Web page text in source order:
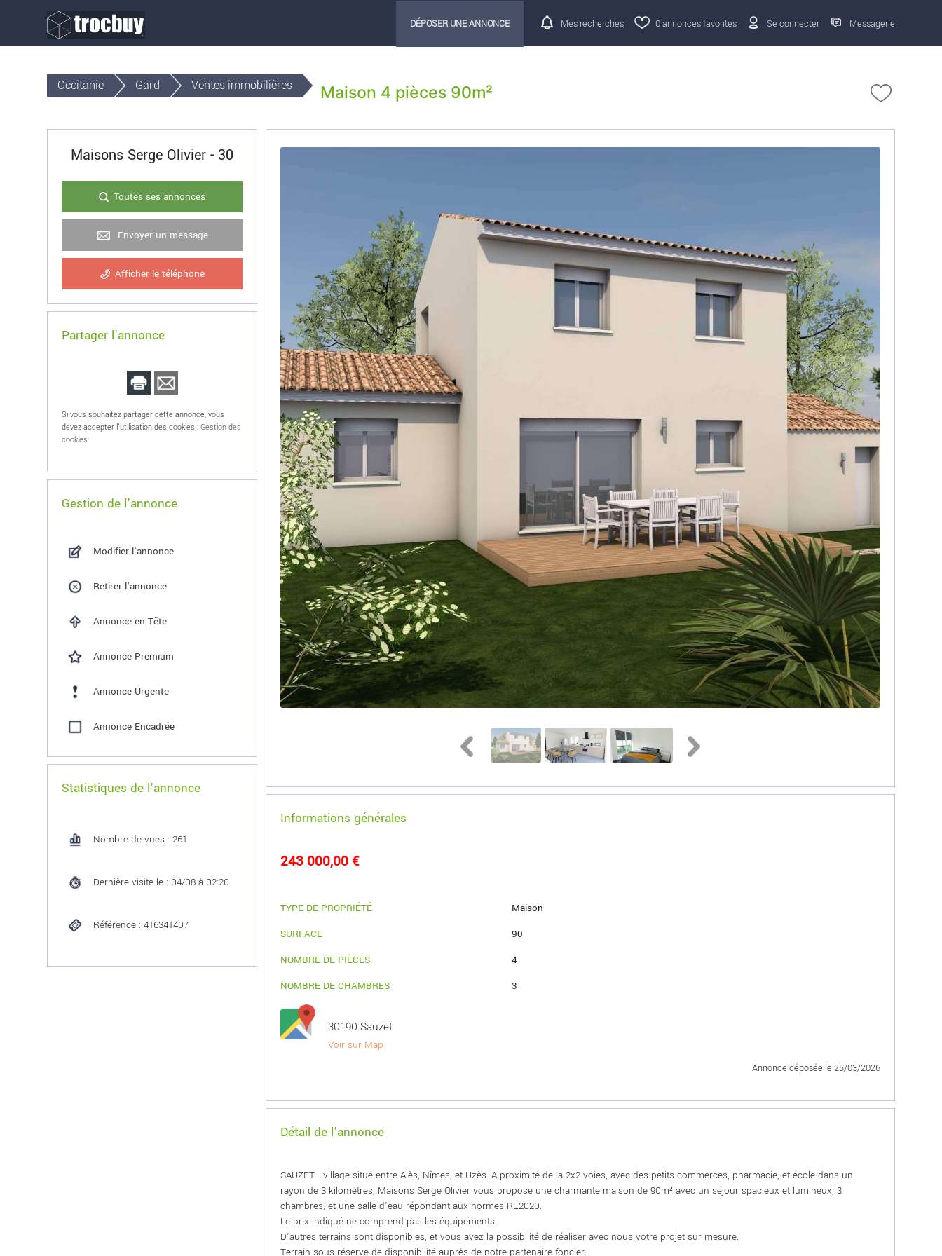
DÉPOSER UNE ANNONCE Mes recherches 0annonces favorites Se connecter Messagerie
Occitanie Gard Ventes immobilières Maison 4 pièces 90m²
Maisons Serge Olivier - 30
Toutes ses annonces
Envoyer un message
Afficher le téléphone
Partager l'annonce
Si vous souhaitez partager cette annonce, vous
devez accepter l'utilisation des cookies :Gestion des
cookies
Gestion de l'annonce
Modifier l'annonce
Retirer l'annonce
Annonce en Tête
Annonce Premium
Annonce Urgente
Annonce Encadrée
Statistiques de l'annonce
Nombre de vues : 261
Dernière visite le : 04/08 à 02:20
Référence : 416341407
Informations générales
243 000,00 €
TYPE DE PROPRIÉTÉ
Maison
SURFACE
90
NOMBRE DE PIÈCES
4
NOMBRE DE CHAMBRES
3
30190 Sauzet
Voir sur Map
Annonce déposée le 25/03/2026
Détail de l'annonce
SAUZET - village situé entre Alès, Nîmes, et Uzès. A proximité de la 2x2 voies, avec des petits commerces, pharmacie, et école dans un
rayon de 3 kilomètres, Maisons Serge Olivier vous propose une charmante maison de 90m² avec un séjour spacieux et lumineux, 3
chambres, et une salle d'eau répondant aux normes RE2020.
Le prix indiqué ne comprend pas les équipements
D'autres terrains sont disponibles, et vous avez la possibilité de réaliser avec nous votre projet sur mesure.
Terrain sous réserve de disponibilité auprès de notre partenaire foncier.